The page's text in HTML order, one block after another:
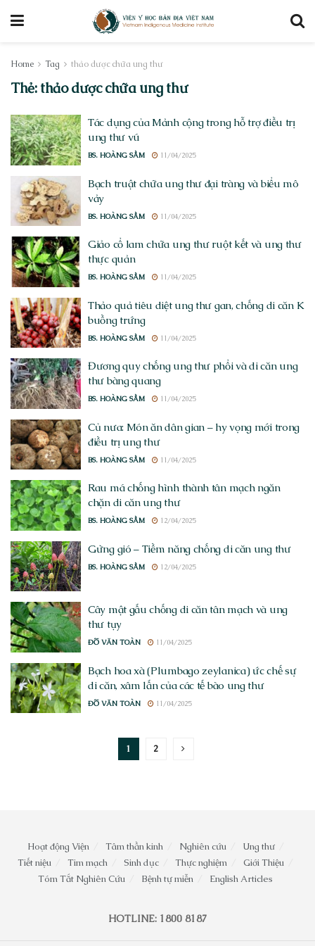
Home Tag thảo dược chữa ung thư
Thẻ:thảo dược chữa ung thư
Tác dụng của Mảnh cộng trong hỗ trợ điều trị
ung thư vú
BS. HOÀNG SẦM 11/04/2025
Bạch truật chữa ung thư đại tràng và biểu mô
vảy
BS. HOÀNG SẦM 11/04/2025
Giảo cổ lam chữa ung thư ruột kết và ung thư
thực quản
BS. HOÀNG SẦM 11/04/2025
Thảo quả tiêu diệt ung thư gan, chống di căn K
buồng trứng
BS. HOÀNG SẦM 11/04/2025
Đương quy chống ung thư phổi và di căn ung
thư bàng quang
BS. HOÀNG SẦM 11/04/2025
Củ nưa: Món ăn dân gian – hy vọng mới trong
điều trị ung thư
BS. HOÀNG SẦM 11/04/2025
Rau má chống hình thành tân mạch ngăn
chặn di căn ung thư
BS. HOÀNG SẦM 12/04/2025
Gừng gió – Tiềm năng chống di căn ung thư
BS. HOÀNG SẦM 12/04/2025
Cây mật gấu chống di căn tân mạch và ung
thư tụy
ĐỖ VĂN TOÀN 11/04/2025
Bạch hoa xà (Plumbago zeylanica) ức chế sự
di căn, xâm lấn của các tế bào ung thư
ĐỖ VĂN TOÀN 11/04/2025
1 2
Hoạt động Viện Tâm thần kinh Nghiên cứu
Ung thư
Tiết niệu
Tim mạch Sinh dục Thực nghiệm
Giới Thiệu
Tóm Tắt Nghiên Cứu
Bệnh tự miễn English Articles
HOTLINE: 1800 8187